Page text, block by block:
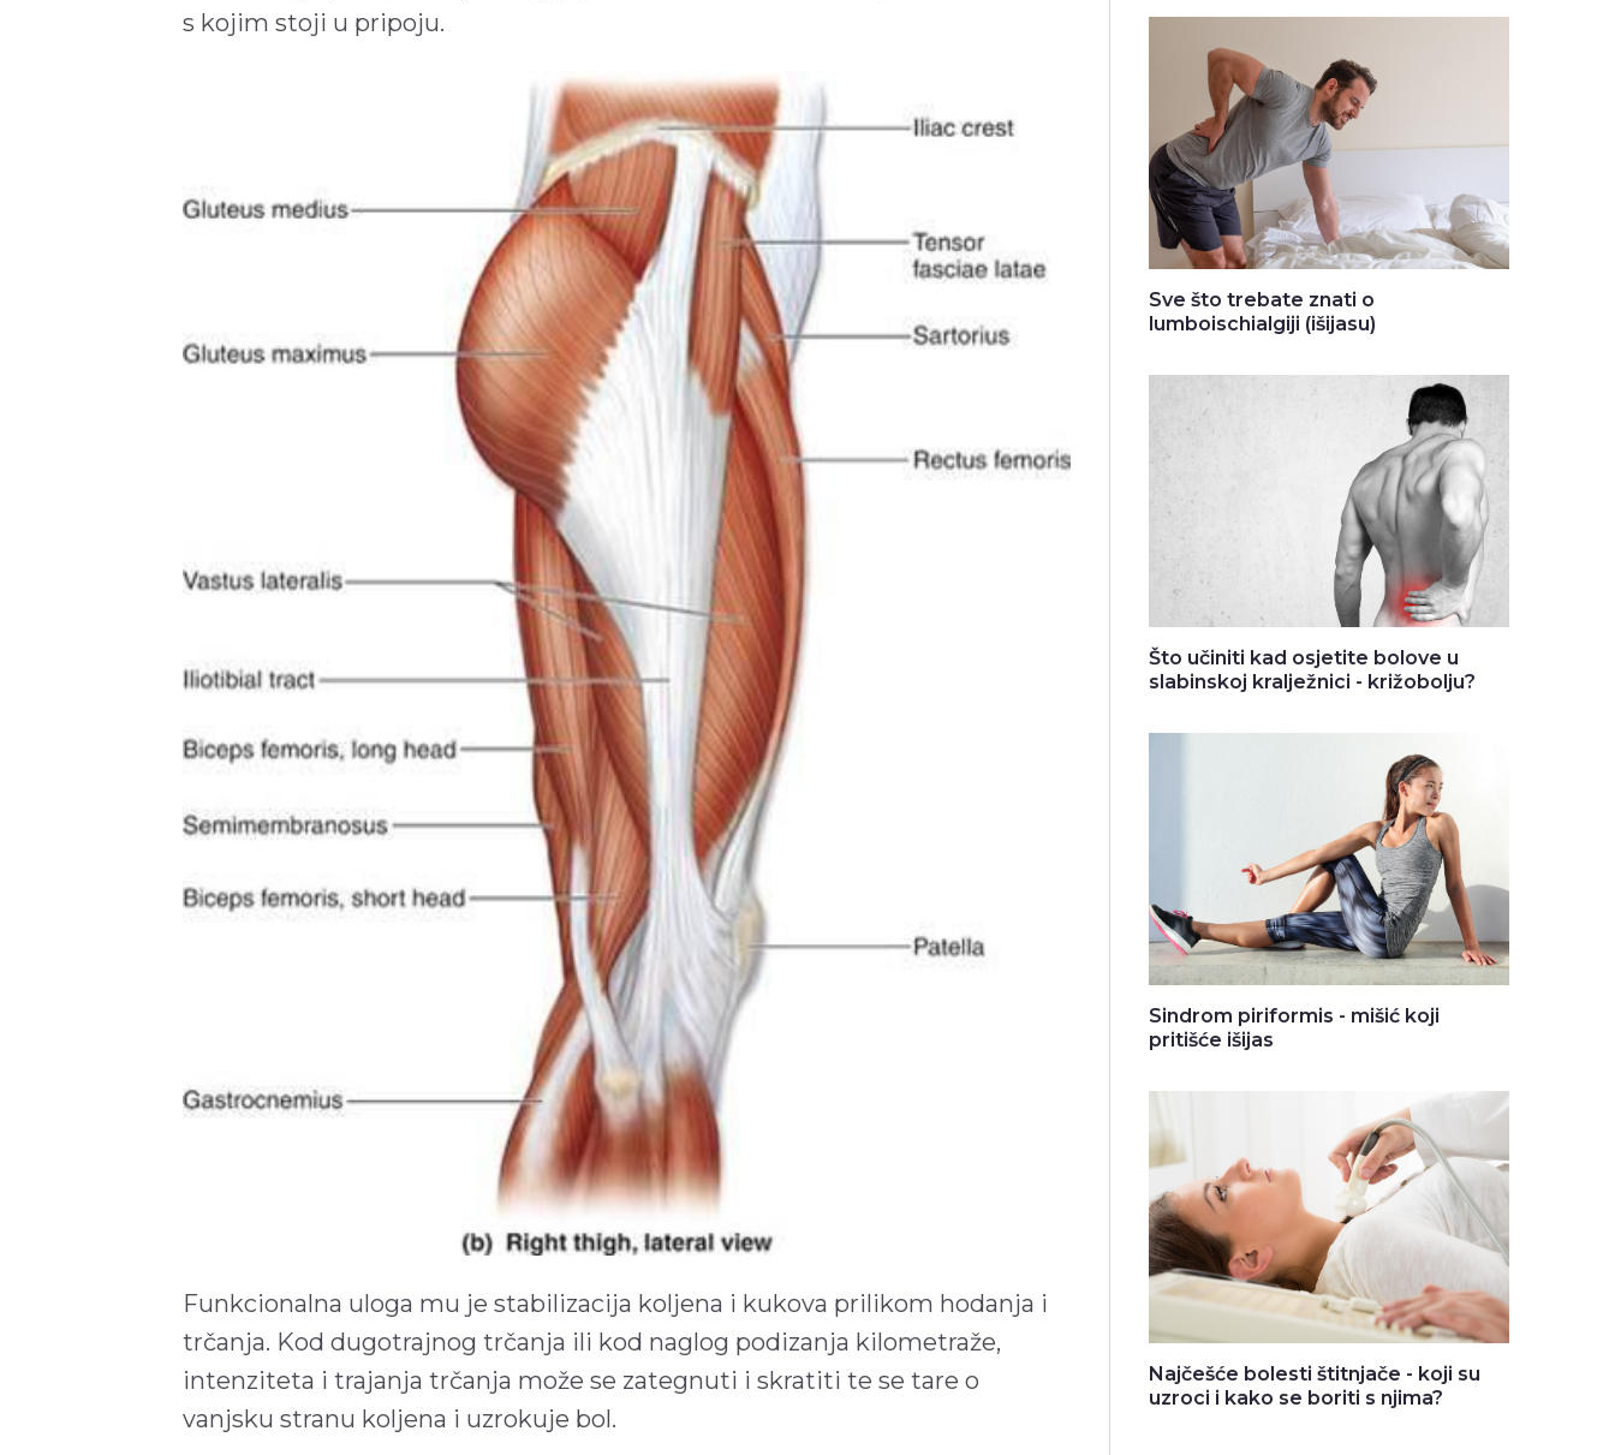
s kojim stoji u pripoju.
Funkcionalna uloga mu je stabilizacija koljena i kukova prilikom hodanja i
trčanja. Kod dugotrajnog trčanja ili kod naglog podizanja kilometraže,
intenziteta i trajanja trčanja može se zategnuti i skratiti te se tare o
vanjsku stranu koljena i uzrokuje bol.
Sve što trebate znati o
lumboischialgiji (išijasu)
Što učiniti kad osjetite bolove u
slabinskoj kralježnici - križobolju?
Sindrom piriformis - mišić koji
pritišće išijas
Najčešće bolesti štitnjače - koji su
uzroci i kako se boriti s njima?